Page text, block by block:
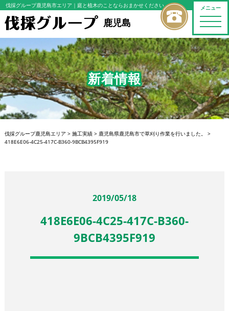
メニュー
toggle
伐採グループ鹿児島市エリア ｜庭と植木のことならおまかせください
鹿児島
新着情報
伐採グループ鹿児島エリア > 施工実績> 鹿児島県鹿児島市で草刈り作業を行いました。
>
418E6E06-4C25-417C-B360-9BCB4395F919
2019/05/18
418E6E06-4C25-417C-B360-
9BCB4395F919